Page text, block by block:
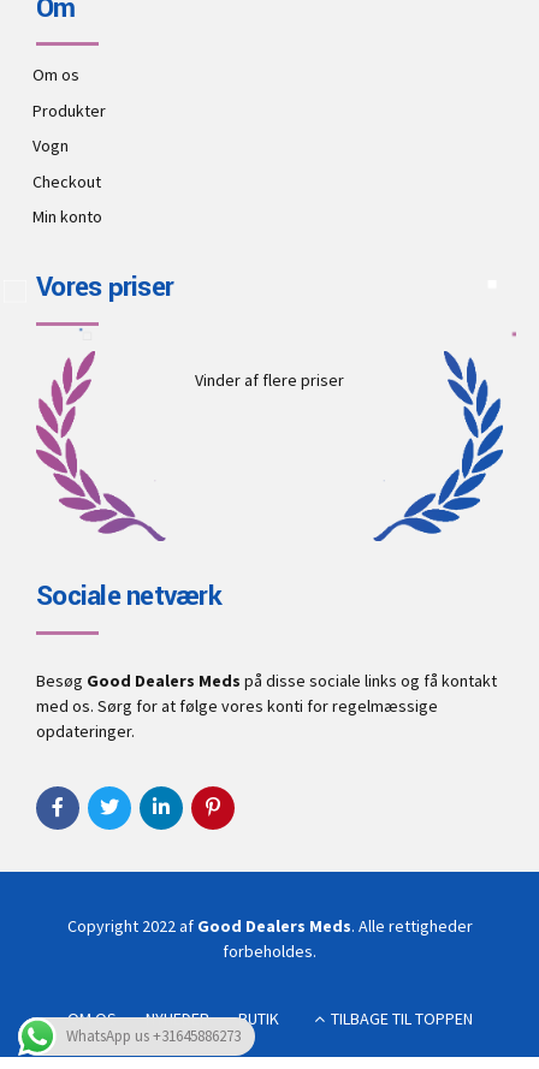
Om
Om os
Produkter
Vogn
Checkout
Min konto
Vores priser
Vinder af flere priser
Sociale netværk
Besøg Good Dealers Meds på disse sociale links og få kontakt
med os. Sørg for at følge vores konti for regelmæssige
opdateringer.
Copyright 2022 af Good Dealers Meds. Alle rettigheder
forbeholdes.
OM OS NYHEDER BUTIK TILBAGE TIL TOPPEN
WhatsApp us +31645886273